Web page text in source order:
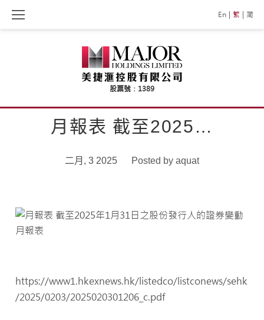
Skip
En 繁 简
月報表 截至2025…
二月, 3 2025 Posted by aquat
https://www1.hkexnews.hk/listedco/listconews/sehk
/2025/0203/2025020301206_c.pdf